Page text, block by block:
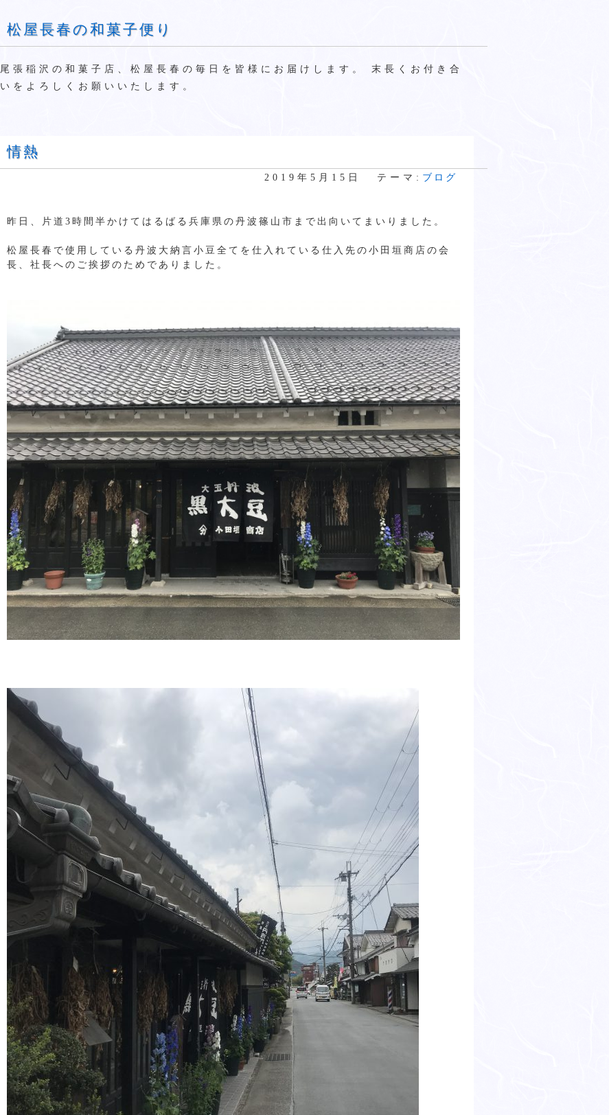
松屋長春の和菓子便り
尾張稲沢の和菓子店、松屋長春の毎日を皆様にお届けします。 末長くお付き合
いをよろしくお願いいたします。
情熱
2019年5月15日 テーマ: ブログ
昨日、片道3時間半かけてはるばる兵庫県の丹波篠山市まで出向いてまいりました。
松屋長春で使用している丹波大納言小豆全てを仕入れている仕入先の小田垣商店の会
長、社長へのご挨拶のためでありました。